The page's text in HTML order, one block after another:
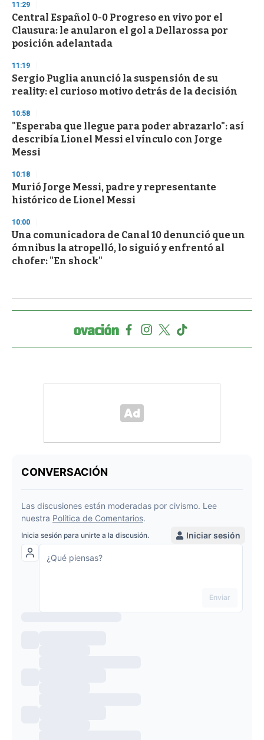
11:29
Central Español 0-0 Progreso en vivo por el
Clausura: le anularon el gol a Dellarossa por
posición adelantada
11:19
Sergio Puglia anunció la suspensión de su
reality: el curioso motivo detrás de la decisión
10:58
"Esperaba que llegue para poder abrazarlo": así
describía Lionel Messi el vínculo con Jorge
Messi
10:18
Murió Jorge Messi, padre y representante
histórico de Lionel Messi
10:00
Una comunicadora de Canal 10 denunció que un
ómnibus la atropelló, lo siguió y enfrentó al
chofer: "En shock"